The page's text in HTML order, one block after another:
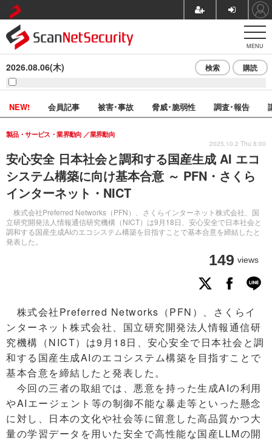
MENU
2026.08.06(木) 検索 購読
NEW! 会員記事 被害･事故 脅威･脆弱性 調査･報告
安心安全 日本社会と調和する国産生成 AI エコ
システム構築に向け基本合意 ～ PFN・さくら
インターネット・NICT
株式会社Preferred Networks（PFN）、さくらインターネット株式会社、国
立研究開発法人情報通信研究機構（NICT）は9月18日、安心安全で日本社会と
調和する国産生成AIのエコシステム構築を目指すことで基本合意を締結したと
発表した。
製品・サービス・業界動向 業界動向
149 views
2025.10.2 Thu 8:00
株式会社Preferred Networks（PFN）、さくらイ
ンターネット株式会社、国立研究開発法人情報通信研
究機構（NICT）は9月18日、安心安全で日本社会と調
和する国産生成AIのエコシステム構築を目指すことで
基本合意を締結したと発表した。
今回の三者の取組では、悪意を持った生成AIの利用
やAIエージェント等の制御不能な暴走等といった懸念
に対し、日本の文化や社会等に留意した高品質かつ大
量の学習データを用いた安全で高性能な国産LLMの開